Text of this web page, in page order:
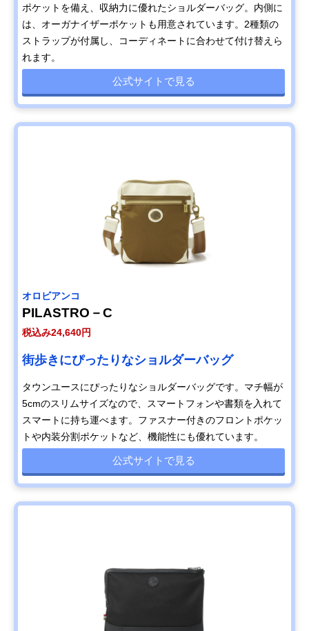
ポケットを備え、収納力に優れたショルダーバッグ。内側に
は、オーガナイザーポケットも用意されています。2種類の
ストラップが付属し、コーディネートに合わせて付け替えら
れます。
公式サイトで見る
オロビアンコ
PILASTRO－C
税込み24,640円
街歩きにぴったりなショルダーバッグ
タウンユースにぴったりなショルダーバッグです。マチ幅が
5cmのスリムサイズなので、スマートフォンや書類を入れて
スマートに持ち運べます。ファスナー付きのフロントポケッ
トや内装分割ポケットなど、機能性にも優れています。
公式サイトで見る